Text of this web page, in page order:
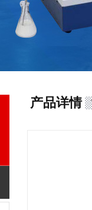
产品详情